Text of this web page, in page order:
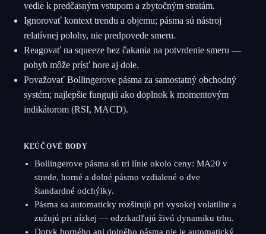
vedie k predčasným vstupom a zbytočným stratám.
Ignorovať kontext trendu a objemu; pásma sú nástroj
relatívnej polohy, nie predpovede smeru.
Reagovať na squeeze bez čakania na potvrdenie smeru —
pohyb môže prísť hore aj dole.
Považovať Bollingerove pásma za samostatný obchodný
systém; najlepšie fungujú ako doplnok k momentovým
indikátorom (RSI, MACD).
KĽÚČOVÉ BODY
Bollingerove pásma sú tri línie okolo ceny: MA20 v
strede, horné a dolné pásmo vzdialené o dve
štandardné odchýlky.
Pásma sa automaticky rozširujú pri vysokej volatilite a
zužujú pri nízkej — odzrkadľujú živú dynamiku trhu.
Dotyk horného ani dolného pásma nie je automatický